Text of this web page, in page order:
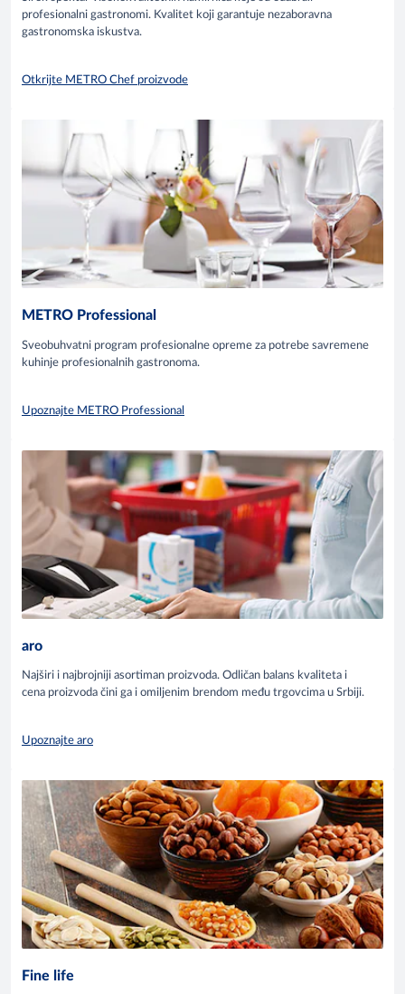
profesionalni gastronomi. Kvalitet koji garantuje nezaboravna
gastronomska iskustva.
Otkrijte METRO Chef proizvode
METRO Professional
Sveobuhvatni program profesionalne opreme za potrebe savremene
kuhinje profesionalnih gastronoma.
Upoznajte METRO Professional
aro
Najširi i najbrojniji asortiman proizvoda. Odličan balans kvaliteta i
cena proizvoda čini ga i omiljenim brendom među trgovcima u Srbiji.
Upoznajte aro
Fine life